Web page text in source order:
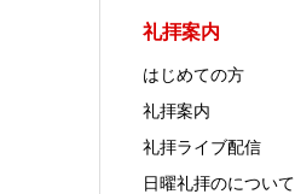
礼拝案内
はじめての方
礼拝案内
礼拝ライブ配信
日曜礼拝のについて